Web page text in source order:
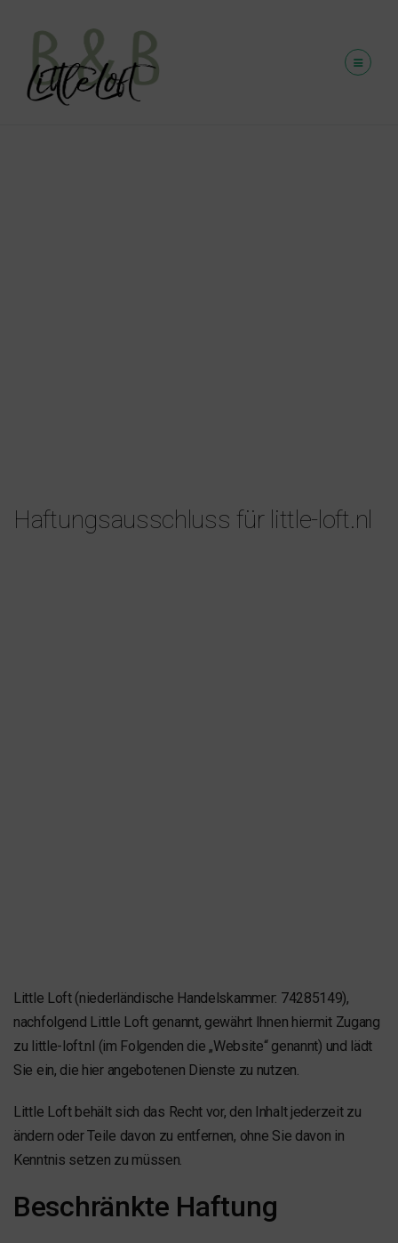
Haftungsausschluss für little-loft.nl
Little Loft (niederländische Handelskammer: 74285149),
nachfolgend Little Loft genannt, gewährt Ihnen hiermit Zugang
zu little-loft.nl (im Folgenden die „Website“ genannt) und lädt
Sie ein, die hier angebotenen Dienste zu nutzen.
Little Loft behält sich das Recht vor, den Inhalt jederzeit zu
ändern oder Teile davon zu entfernen, ohne Sie davon in
Kenntnis setzen zu müssen.
Beschränkte Haftung